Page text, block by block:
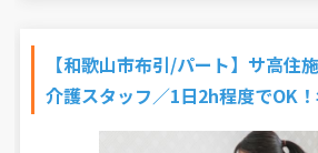
【和歌山市布引/パート】サ高住
介護スタッフ／1日2h程度でOK